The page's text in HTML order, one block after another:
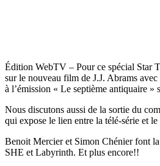
Édition WebTV – Pour ce spécial Star
sur le nouveau film de J.J. Abrams
à l’émission « Le septième antiquaire
Nous discutons aussi de la sortie du
qui expose le lien entre la télé-série et
Benoit Mercier et Simon Chénier font
SHE et Labyrinth. Et plus encore!!